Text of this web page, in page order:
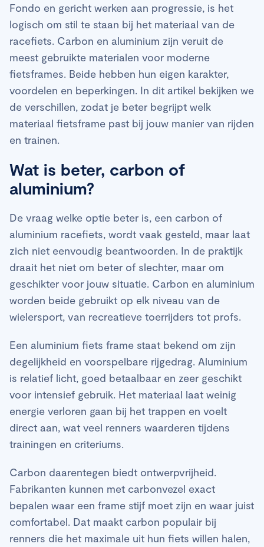
Fondo en gericht werken aan progressie, is het
logisch om stil te staan bij het materiaal van de
racefiets. Carbon en aluminium zijn veruit de
meest gebruikte materialen voor moderne
fietsframes. Beide hebben hun eigen karakter,
voordelen en beperkingen. In dit artikel bekijken we
de verschillen, zodat je beter begrijpt welk
materiaal fietsframe past bij jouw manier van rijden
en trainen.
Wat is beter, carbon of
aluminium?
De vraag welke optie beter is, een carbon of
aluminium racefiets, wordt vaak gesteld, maar laat
zich niet eenvoudig beantwoorden. In de praktijk
draait het niet om beter of slechter, maar om
geschikter voor jouw situatie. Carbon en aluminium
worden beide gebruikt op elk niveau van de
wielersport, van recreatieve toerrijders tot profs.
Een aluminium fiets frame staat bekend om zijn
degelijkheid en voorspelbare rijgedrag. Aluminium
is relatief licht, goed betaalbaar en zeer geschikt
voor intensief gebruik. Het materiaal laat weinig
energie verloren gaan bij het trappen en voelt
direct aan, wat veel renners waarderen tijdens
trainingen en criteriums.
Carbon daarentegen biedt ontwerpvrijheid.
Fabrikanten kunnen met carbonvezel exact
bepalen waar een frame stijf moet zijn en waar juist
comfortabel. Dat maakt carbon populair bij
renners die het maximale uit hun fiets willen halen,